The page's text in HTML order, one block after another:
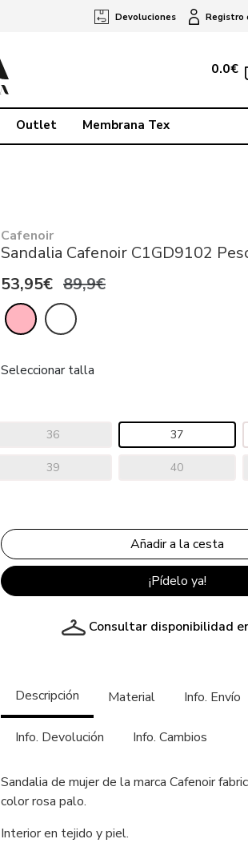
Devoluciones Registro
0.0€
Outlet Membrana Tex
Cafenoir
Sandalia Cafenoir C1GD9102
53,95€ 89,9€
Seleccionar talla
36 37
39 40
¡Pídelo ya!
Consultar disponibilidad
Descripción Material Info. Envío
Info. Devolución Info. Cambios
Sandalia de mujer de la marca Cafenoir
color rosa palo.
Interior en tejido y piel.